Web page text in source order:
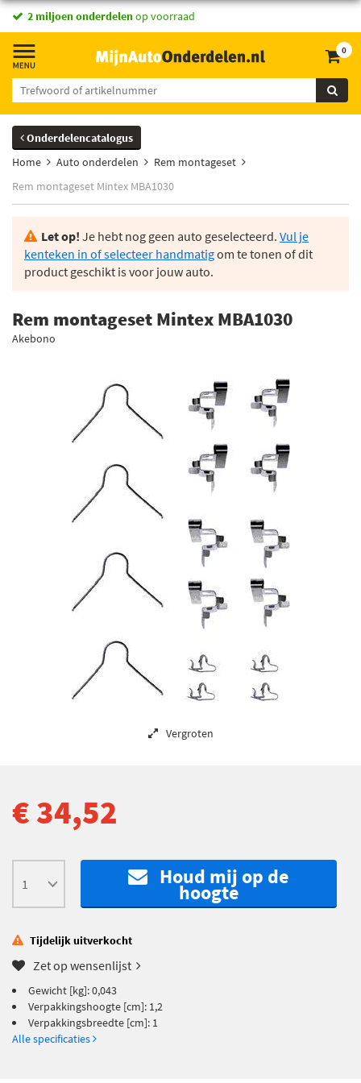
2 miljoen onderdelenop voorraad
0
Onderdelencatalogus
Home
Auto onderdelen
Rem montageset
Rem montageset Mintex MBA1030
Let op! Je hebt nog geen auto geselecteerd. Vul je
kenteken in of selecteer handmatigom te tonen of dit
product geschikt is voor jouw auto.
Rem montageset Mintex MBA1030
Akebono
Vergroten
€ 34,52
Houd mij op de
hoogte
Tijdelijk uitverkocht
Zet op wensenlijst
Gewicht [kg]: 0,043
Verpakkingshoogte [cm]: 1,2
Verpakkingsbreedte [cm]: 1
Alle specificaties